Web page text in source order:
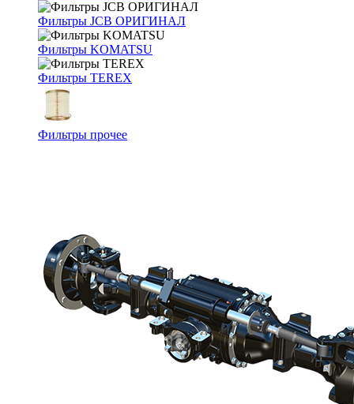
Фильтры JCB ОРИГИНАЛ
Фильтры KOMATSU
Фильтры TEREX
Фильтры прочее